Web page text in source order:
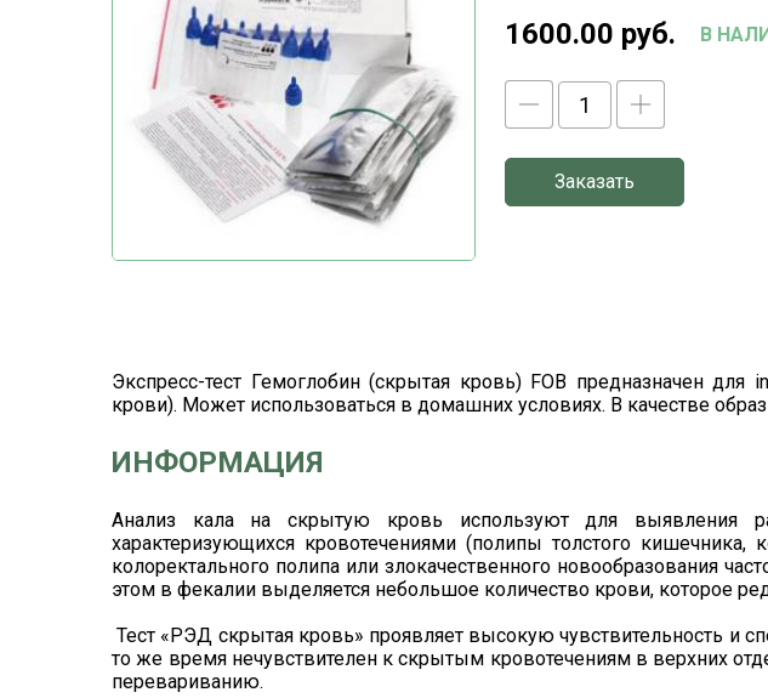
1600.00 руб. В
Заказать
Экспресс-тест Гемоглобин (скрытая кровь) FOB предназначен
крови). Может использоваться в домашних условиях. В качестве
ИНФОРМАЦИЯ
Анализ кала на скрытую кровь используют для выявления
характеризующихся кровотечениями (полипы толстого
колоректального полипа или злокачественного новообразования
этом в фекалии выделяется небольшое количество крови, которое
Тест «РЭД скрытая кровь» проявляет высокую чувствительность и
то же время нечувствителен к скрытым кровотечениям в верхних
перевариванию.